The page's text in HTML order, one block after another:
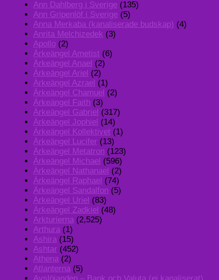
Ann Dahlberg i Sverige (135)
Ann Gripenlöf i Sverige (5)
Anna Merkaba (kanaliserade budskap) (4)
Anrita Melchizedek (3)
Apollo (2)
Ärkeängel Ametist (6)
Ärkeängel Anael (2)
Ärkeängel Ariel (2)
Ärkeängel Azrael (1)
Ärkeängel Chamuel (2)
Ärkeängel Faith (3)
Ärkeängel Gabriel (317)
Ärkeängel Jophiel (14)
Ärkeängel Kollektivet (1)
Ärkeängel Lucifer (13)
Ärkeängel Metatron (123)
Ärkeängel Michael (596)
Ärkeängel Nathanael (2)
Ärkeängel Raphael (74)
Ärkeängel Sandalfon (5)
Ärkeängel Uriel (83)
Ärkeängel Zadkiel (48)
Arkturierna (2,525)
Arthura (1)
Ashira (15)
Ashtar (452)
Athena (2)
Atlanterna (5)